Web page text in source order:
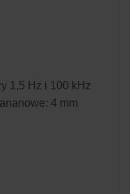
1,5 Hz i 100 kHz
4 mm